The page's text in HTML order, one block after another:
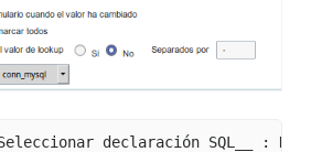
declaración SQL__ :